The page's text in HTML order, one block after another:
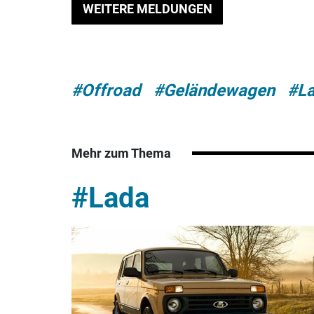
WEITERE MELDUNGEN
#Offroad #Geländewagen
Mehr zum Thema
#Lada